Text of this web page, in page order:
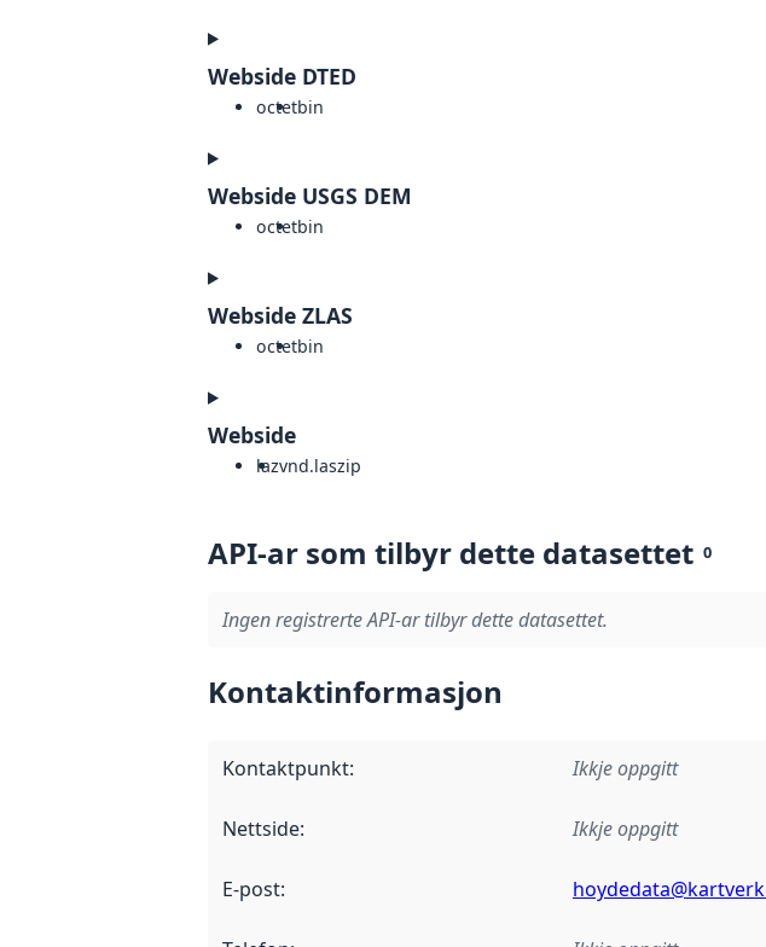
Webside DTED
octetbin
Webside USGS DEM
octetbin
Webside ZLAS
octetbin
Webside
lazvnd.laszip
API-ar som tilbyr dette datasettet 0
Ingen registrerte API-ar tilbyr dette datasettet.
Kontaktinformasjon
Kontaktpunkt: Ikkje oppgitt
Nettside: Ikkje oppgitt
E-post: